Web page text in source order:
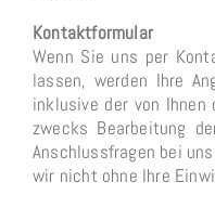
Kontaktformular
Wenn Sie uns per
lassen, werden Ihre
inklusive der von Ihnen
zwecks Bearbeitung
Anschlussfragen bei
wir nicht ohne Ihre